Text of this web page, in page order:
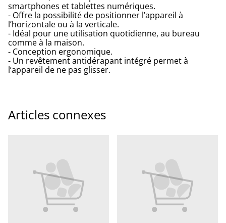
smartphones et tablettes numériques.
- Offre la possibilité de positionner l’appareil à
l’horizontale ou à la verticale.
- Idéal pour une utilisation quotidienne, au bureau
comme à la maison.
- Conception ergonomique.
- Un revêtement antidérapant intégré permet à
l’appareil de ne pas glisser.
Articles connexes